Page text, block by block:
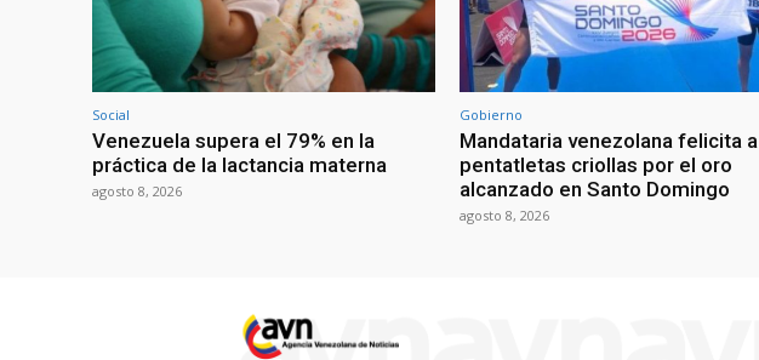
Social
Venezuela supera el 79% en la
práctica de la lactancia materna
agosto 8, 2026
Gobierno
Mandataria venezolana felicita a
pentatletas criollas por el oro
alcanzado en Santo Domingo
agosto 8, 2026